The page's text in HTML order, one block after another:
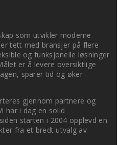
som utvikler moderne
tett med bransjer på flere
og funksjonelle løsninger
er å levere oversiktlige
sparer tid og øker
gjennom partnere og
har i dag en solid
starten i 2004 opplevd en
fra et bredt utvalg av